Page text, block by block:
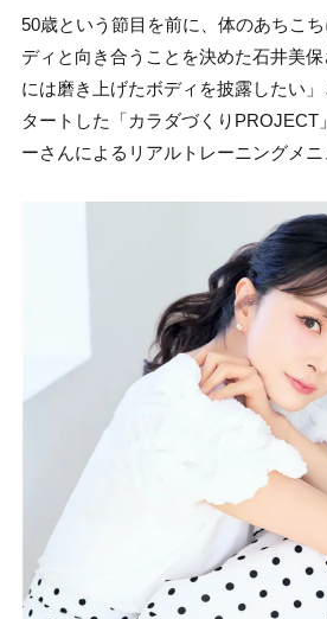
50歳という節目を前に、体のあちこ
ディと向き合うことを決めた石井美
には磨き上げたボディを披露したい
タートした「カラダづくりPROJECT
ーさんによるリアルトレーニングメニ